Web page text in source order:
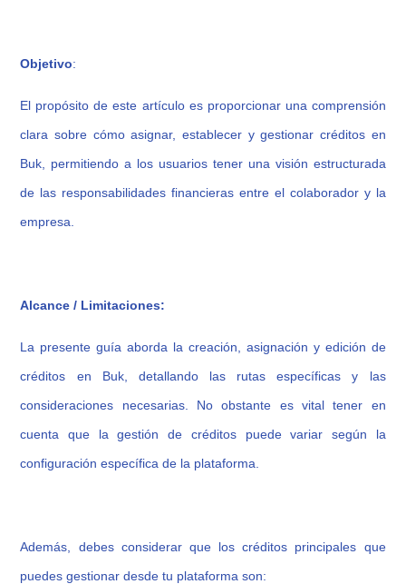
Objetivo:
El propósito de este artículo es proporcionar una comprensión
clara sobre cómo asignar, establecer y gestionar créditos en
Buk, permitiendo a los usuarios tener una visión estructurada
de las responsabilidades financieras entre el colaborador y la
empresa.
Alcance / Limitaciones:
La presente guía aborda la creación, asignación y edición de
créditos en Buk, detallando las rutas específicas y las
consideraciones necesarias. No obstante es vital tener en
cuenta que la gestión de créditos puede variar según la
configuración específica de la plataforma.
Además, debes considerar que los créditos principales que
puedes gestionar desde tu plataforma son: